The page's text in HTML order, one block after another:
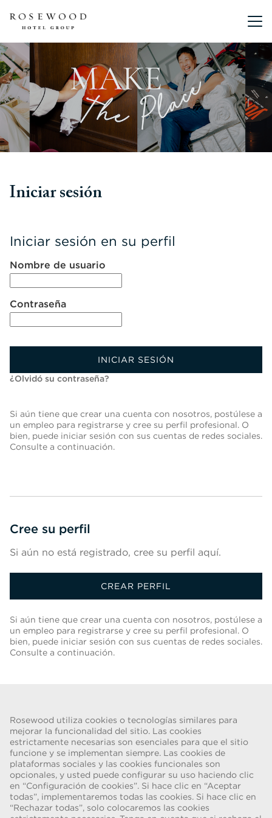
Rosewood utiliza cookies o tecnologías similares para
mejorar la funcionalidad del sitio. Las cookies
estrictamente necesarias son esenciales para que el sitio
funcione y se implementan siempre. Las cookies de
plataformas sociales y las cookies funcionales son
opcionales, y usted puede configurar su uso haciendo clic
en “Configuración de cookies”. Si hace clic en “Aceptar
todas”, implementaremos todas las cookies. Si hace clic en
“Rechazar todas”, solo colocaremos las cookies
Menú
Iniciar sesión
Iniciar sesión en su perfil
Nombre de usuario
Contraseña
INICIAR SESIÓN
¿Olvidó su contraseña?
Si aún tiene que crear una cuenta con nosotros, postúlese a
un empleo para registrarse y cree su perfil profesional. O
bien, puede iniciar sesión con sus cuentas de redes sociales.
Consulte a continuación.
Cree su perfil
Si aún no está registrado, cree su perfil aquí.
CREAR PERFIL
Si aún tiene que crear una cuenta con nosotros, postúlese a
un empleo para registrarse y cree su perfil profesional. O
bien, puede iniciar sesión con sus cuentas de redes sociales.
Consulte a continuación.
ADVERTENCIA DE FRAUDE
Hemos tenido conocimiento de una estafa reciente, en la que
individuos que se hacen pasar por reclutadores ofrecen contratos de
trabajo para Rosewood Hotel Group. Estas solicitudes las realizan
personas que utilizan cuentas de correo electrónico basadas en la